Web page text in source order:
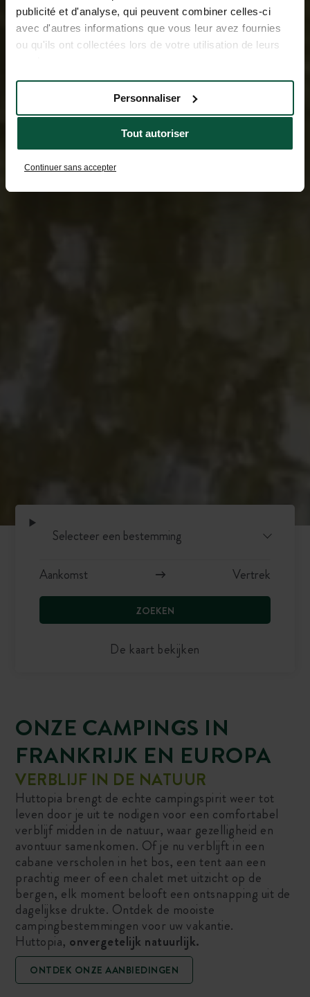
publicité et d'analyse, qui peuvent combiner celles-ci
avec d'autres informations que vous leur avez fournies
ou qu'ils ont collectées lors de votre utilisation de leurs
Tout autoriser
Personnaliser
Continuer sans accepter
ZOEKEN
De kaart bekijken
ONZE CAMPINGS IN
FRANKRIJK EN EUROPA
VERBLIJF IN DE NATUUR
Huttopia brengt de echte campingspirit weer tot
leven door je uit te nodigen voor een comfortabel
verblijf midden in de natuur, waar gezelligheid en
avontuur samenkomen. Of je nu verblijft in een
cabane verscholen in het bos, een tent aan een
prachtig meer of een chalet met uitzicht op de
bergen, elk moment belooft een ontsnapping uit de
dagelijkse drukte. Ontdek de mooiste
campingbestemmingen voor uw vakantie.
Huttopia, onvergetelijk natuurlijk.
ONTDEK ONZE AANBIEDINGEN